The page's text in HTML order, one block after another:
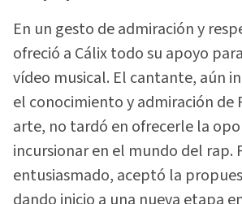
En un gesto de admiración y
ofreció a Cálix todo su apoyo
vídeo musical. El cantante, aún
el conocimiento y admiración de
arte, no tardó en ofrecerle la
incursionar en el mundo del rap.
entusiasmado, aceptó la